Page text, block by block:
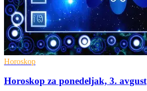
Horoskop
Horoskop za ponedeljak, 3. avgust